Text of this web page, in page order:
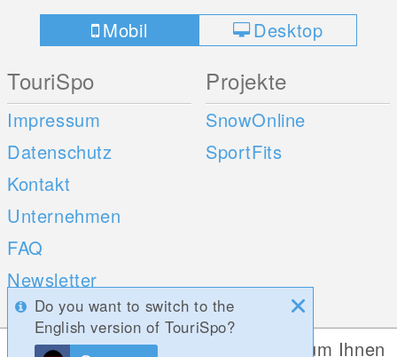
Mobil Desktop
TouriSpo
Impressum
Datenschutz
Kontakt
Unternehmen
FAQ
Newsletter
Umfragen
Projekte
SnowOnline
SportFits
Do you want to switch to the
English version of TouriSpo?
Diese Website verwendet Cookies, um Ihnen